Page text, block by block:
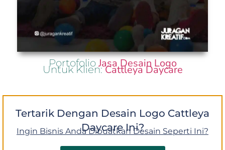
PortofolioJasa Desain Logo
Untuk Klien:Cattleya Daycare
Tertarik Dengan Desain Logo Cattleya
Daycare Ini?
Ingin Bisnis Anda Dibuatkan Desain Seperti Ini?